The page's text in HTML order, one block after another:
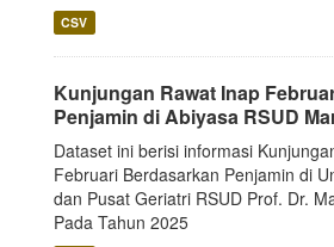
CSV
Kunjungan Rawat Inap
Penjamin di Abiyasa RSUD
Dataset ini berisi informasi
Februari Berdasarkan Penjamin di
dan Pusat Geriatri RSUD Prof. Dr.
Pada Tahun 2025